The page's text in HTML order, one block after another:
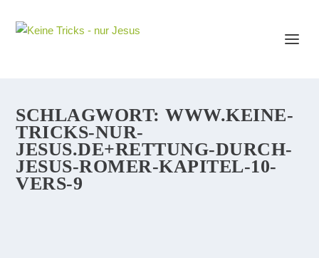
SCHLAGWORT:WWW.KEINE-
TRICKS-NUR-
JESUS.DE+RETTUNG-DURCH-
JESUS-ROMER-KAPITEL-10-
VERS-9